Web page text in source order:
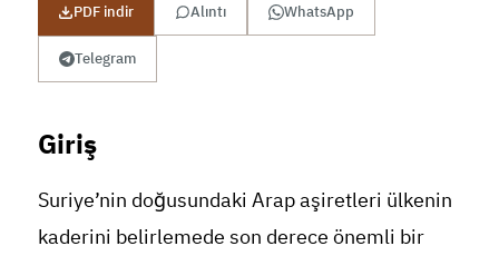
PDF indir Alıntı WhatsApp
Telegram
Giriş
Suriye’nin doğusundaki Arap aşiretleri ülkenin
kaderini belirlemede son derece önemli bir